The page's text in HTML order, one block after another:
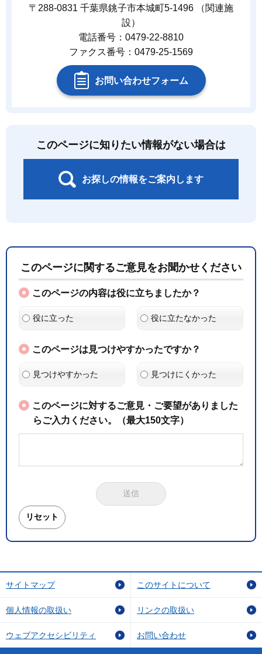
〒288-0831 千葉県銚子市本城町5-1496 （関連施
設）
電話番号：0479-22-8810
ファクス番号：0479-25-1569
お問い合わせフォーム
このページに知りたい情報がない場合は
お探しの情報をご案内します
このページに関するご意見をお聞かせください
このページの内容は役に立ちましたか？
役に立った 役に立たなかった
このページは見つけやすかったですか？
見つけやすかった 見つけにくかった
このページに対するご意見・ご要望がありました
らご入力ください。（最大150文字）
サイトマップ このサイトについて
個人情報の取扱い リンクの取扱い
ウェブアクセシビリティ お問い合わせ